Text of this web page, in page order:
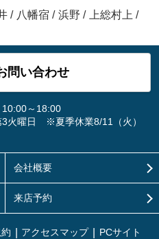
/ 八幡宿 / 浜野 / 上総村上 /
問い合わせ
10:00～18:00
3火曜日 ※夏季休業8/11（火）
会社概要
来店予約
アクセスマップ
PCサイト